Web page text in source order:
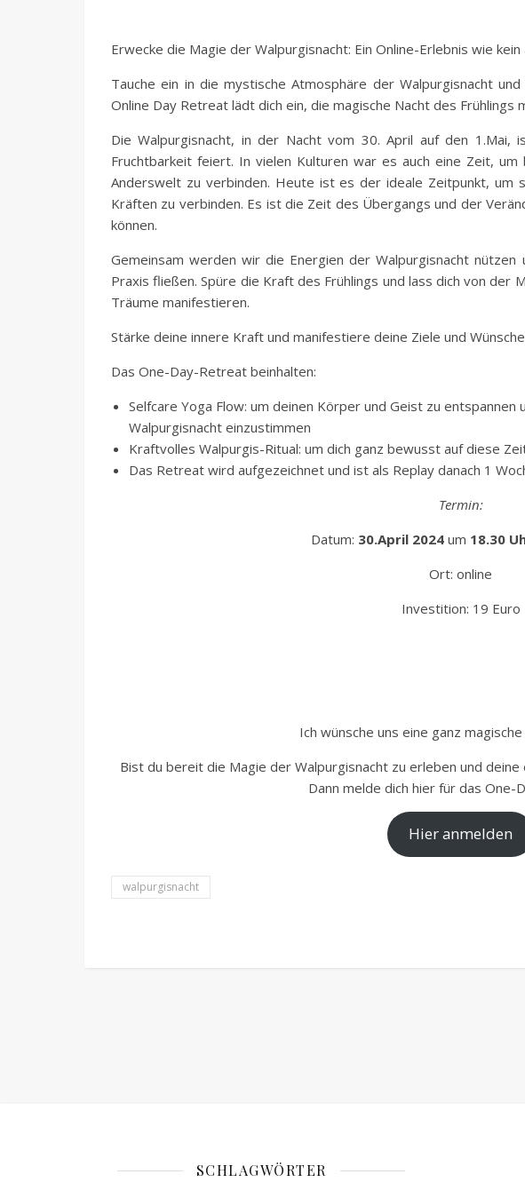
Erwecke die Magie der Walpurgisnacht: Ein Online-Erlebnis wie kein
Tauche ein in die mystische Atmosphäre der Walpurgisnacht
Online Day Retreat lädt dich ein, die magische Nacht des Frühlings
Die Walpurgisnacht, in der Nacht vom 30. April auf den
Fruchtbarkeit feiert. In vielen Kulturen war es auch eine Zeit,
Anderswelt zu verbinden. Heute ist es der ideale Zeitpunkt, um
Kräften zu verbinden. Es ist die Zeit des Übergangs und der
können.
Gemeinsam werden wir die Energien der Walpurgisnacht
Praxis fließen. Spüre die Kraft des Frühlings und lass dich von der
Träume manifestieren.
Stärke deine innere Kraft und manifestiere deine Ziele und
Das One-Day-Retreat beinhalten:
Selfcare Yoga Flow: um deinen Körper und Geist zu entspannen
Walpurgisnacht einzustimmen
Kraftvolles Walpurgis-Ritual: um dich ganz bewusst auf diese
Das Retreat wird aufgezeichnet und ist als Replay danach 1
Termin:
Datum: 30.April 2024 um 18.30
Ort: online
Investition: 19 Euro
Ich wünsche uns eine ganz
Bist du bereit die Magie der Walpurgisnacht zu erleben und
Dann melde dich hier für das One-
Hier anmelden
walpurgisnacht
SCHLAGWÖRTER